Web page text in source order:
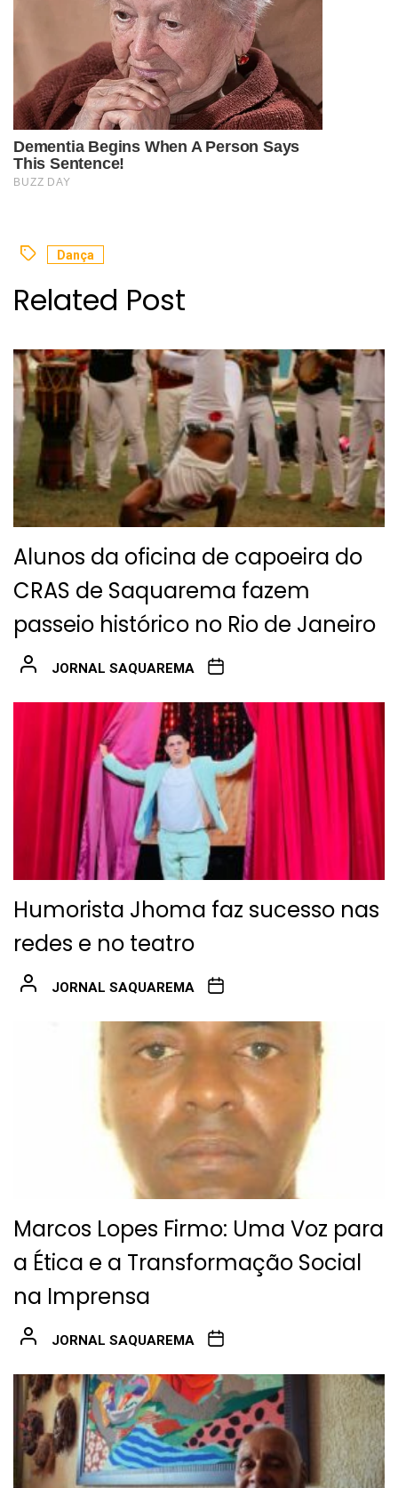
Dança
Related Post
Alunos da oficina de capoeira do
CRAS de Saquarema fazem
passeio histórico no Rio de Janeiro
JORNAL SAQUAREMA
Humorista Jhoma faz sucesso nas
redes e no teatro
JORNAL SAQUAREMA
Marcos Lopes Firmo: Uma Voz para
a Ética e a Transformação Social
na Imprensa
JORNAL SAQUAREMA